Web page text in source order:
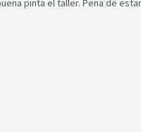
pinta el taller. Pena de